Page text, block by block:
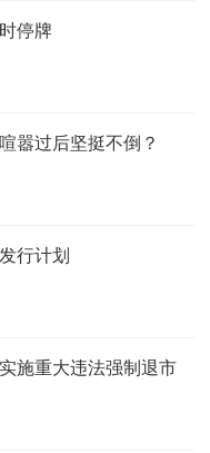
停牌
嚣过后坚挺不倒？
行计划
施重大违法强制退市